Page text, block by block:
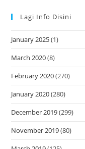
Lagi Info Disini
January 2025(1)
March 2020(8)
February 2020(270)
January 2020(280)
December 2019(299)
November 2019(80)